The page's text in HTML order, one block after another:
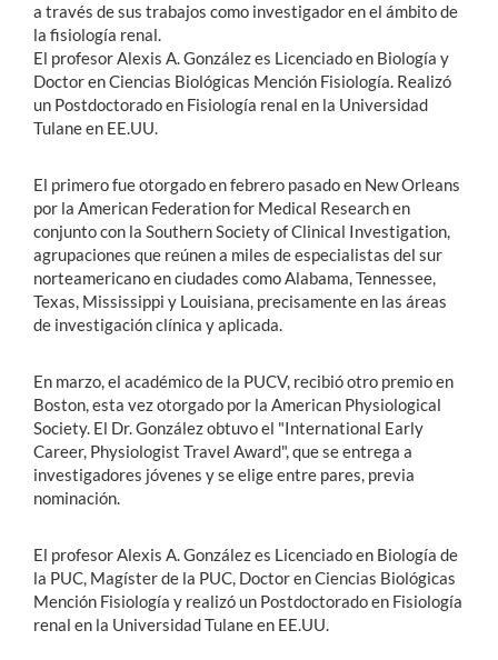
a través de sus trabajos como investigador en el ámbito de
la fisiología renal.
El profesor Alexis A. González es Licenciado en Biología y
Doctor en Ciencias Biológicas Mención Fisiología. Realizó
un Postdoctorado en Fisiología renal en la Universidad
Tulane en EE.UU.
El primero fue otorgado en febrero pasado en New Orleans
por la American Federation for Medical Research en
conjunto con la Southern Society of Clinical Investigation,
agrupaciones que reúnen a miles de especialistas del sur
norteamericano en ciudades como Alabama, Tennessee,
Texas, Mississippi y Louisiana, precisamente en las áreas
de investigación clínica y aplicada.
En marzo, el académico de la PUCV, recibió otro premio en
Boston, esta vez otorgado por la American Physiological
Society. El Dr. González obtuvo el "International Early
Career, Physiologist Travel Award", que se entrega a
investigadores jóvenes y se elige entre pares, previa
nominación.
El profesor Alexis A. González es Licenciado en Biología de
la PUC, Magíster de la PUC, Doctor en Ciencias Biológicas
Mención Fisiología y realizó un Postdoctorado en Fisiología
renal en la Universidad Tulane en EE.UU.